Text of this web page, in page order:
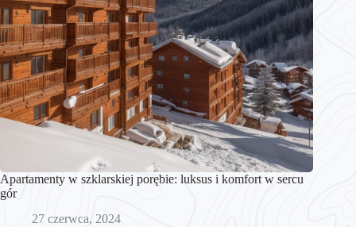
Apartamenty w szklarskiej porębie: luksus i komfort w sercu
gór
27 czerwca, 2024